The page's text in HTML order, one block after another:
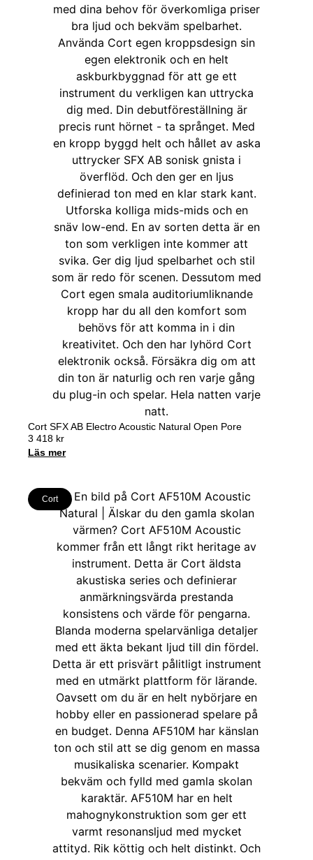
Cort SFX AB Electro Acoustic Natural Open Pore
3 418 kr
Läs mer
Cort